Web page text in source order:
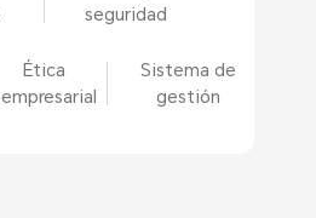
seguridad
Ética
empresarial
Sistema de
gestión